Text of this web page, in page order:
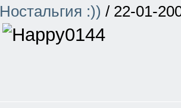
Ностальгия :)) / 22-01-